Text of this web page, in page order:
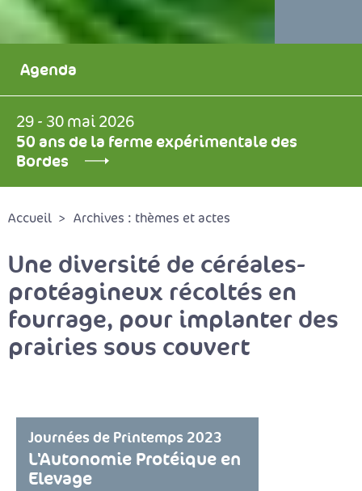
Agenda
29 - 30 mai 2026
50 ans de la ferme expérimentale des
Bordes
Accueil Archives : thèmes et actes
Une diversité de céréales-
protéagineux récoltés en
fourrage, pour implanter des
prairies sous couvert
Journées de Printemps 2023
L'Autonomie Protéique en
Elevage